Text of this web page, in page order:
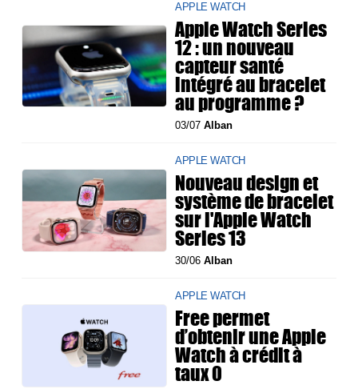
APPLE WATCH
Apple Watch Series
12 : un nouveau
capteur santé
intégré au bracelet
au programme ?
03/07Alban
APPLE WATCH
Nouveau design et
système de bracelet
sur l'Apple Watch
Series 13
30/06Alban
APPLE WATCH
Free permet
d’obtenir une Apple
Watch à crédit à
taux 0